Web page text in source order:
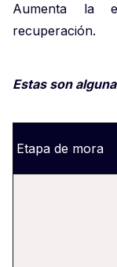
Aumenta la
recuperación.
Estas son
Etapa de mora